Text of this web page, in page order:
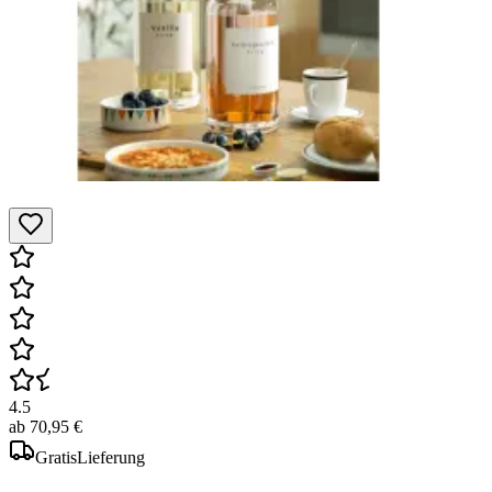
4.5
ab 70,95 €
GratisLieferung